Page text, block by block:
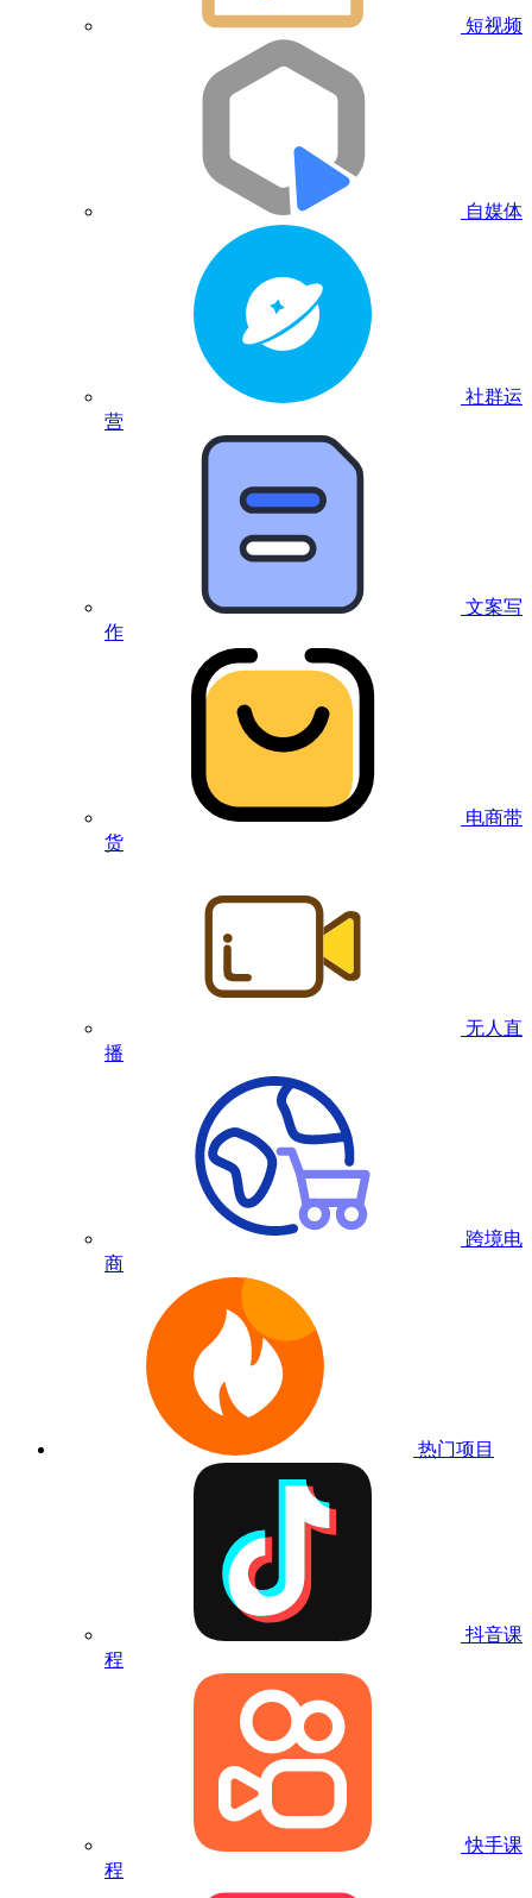
短视频
自媒体
社群运
营
文案写
作
电商带
货
无人直
播
跨境电
商
热门项目
抖音课
程
快手课
程